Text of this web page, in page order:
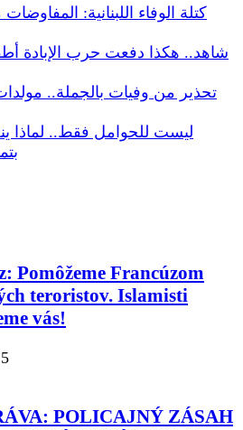
كتلة الوفاء اللبنانية: المفاوضات
شاهد.. هكذا دفعت حرب الإبادة
تحذير من وفيات بالجملة..
ليست للحوامل فقط.. لماذا
Pomôžeme Francúzom
teroristov. Islamisti
vás!
POLICAJNÝ ZÁSAH